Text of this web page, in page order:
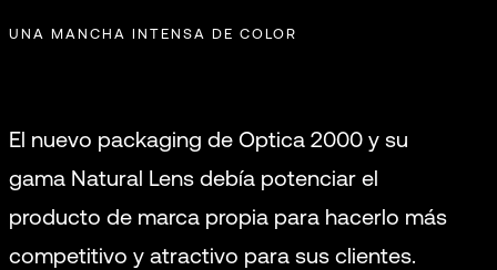
UNA MANCHA INTENSA DE COLOR
El nuevo packaging de Optica 2000 y su
gama Natural Lens debía potenciar el
producto de marca propia para hacerlo más
competitivo y atractivo para sus clientes.